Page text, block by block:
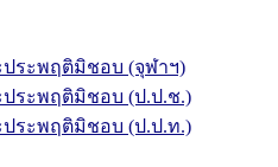
ประพฤติมิชอบ (จุฬาฯ)
ประพฤติมิชอบ (ป.ป.ช.)
ประพฤติมิชอบ (ป.ป.ท.)